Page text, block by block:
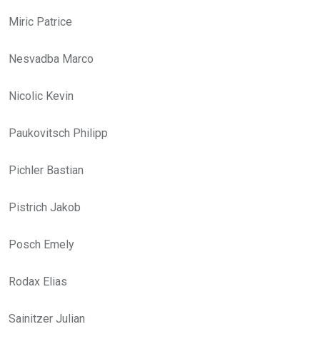
Miric Patrice
Nesvadba Marco
Nicolic Kevin
Paukovitsch Philipp
Pichler Bastian
Pistrich Jakob
Posch Emely
Rodax Elias
Sainitzer Julian